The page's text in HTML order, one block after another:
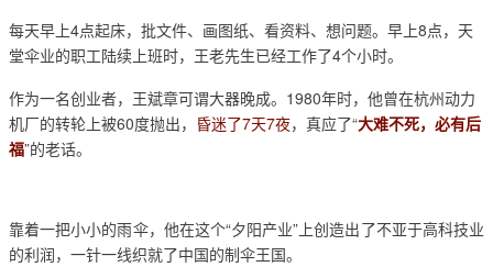
每天早上4点起床，批文件、画图纸、看资料、想问题。早上8点，天
堂伞业的职工陆续上班时，王老先生已经工作了4个小时。
作为一名创业者，王斌章可谓大器晚成。1980年时，他曾在杭州动力
机厂的转轮上被60度抛出， 昏迷了7天7夜，真应了“大难不死，必有后
福”的老话。
靠着一把小小的雨伞，他在这个“夕阳产业”上创造出了不亚于高科技业
的利润，一针一线织就了中国的制伞王国。